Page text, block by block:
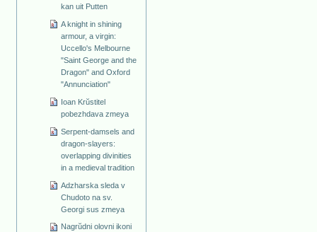
kan uit Putten
A knight in shining
armour, a virgin:
Uccello's Melbourne
"Saint George and the
Dragon" and Oxford
"Annunciation"
Ioan Krŭstitel
pobezhdava zmeya
Serpent-damsels and
dragon-slayers:
overlapping divinities
in a medieval tradition
Adzharska sleda v
Chudoto na sv.
Georgi sus zmeya
Nagrŭdni olovni ikoni